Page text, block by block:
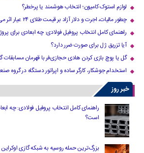
لوازم استوک کامیون؛ انتخاب هوشمند یا پرخطر؟
چطور مالیات، اجرت و دلار آزاد بر قیمت طلای ۲۴ عیار اثر می‌گذارد؟
راهنمای کامل انتخاب پروفیل فولادی: چه ابعادی برای
آیا تزریق ژل برای صورت ضرر دارد​؟
گل یا پوچ بازی کردن هادی حجازی‌فر با قهرمان مسابقات
استخدام جوشکار، کارگر ساده و اپراتور دستگاه در گروه
خبر روز
راهنمای کامل انتخاب پروفیل فولادی: چه
است؟
بزرگ‌ترین حمله روسیه به شبکه گازی اوکراین